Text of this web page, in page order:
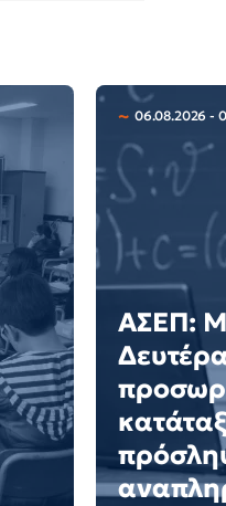
06.08.2026 -
ΑΣΕΠ: